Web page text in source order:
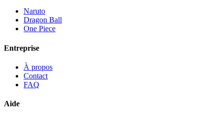
Naruto
Dragon Ball
One Piece
Entreprise
À propos
Contact
FAQ
Aide